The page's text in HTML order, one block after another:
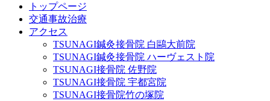
トップページ
交通事故治療
アクセス
TSUNAGI鍼灸接骨院 白鷗大前院
TSUNAGI鍼灸接骨院 ハーヴェスト院
TSUNAGI接骨院 佐野院
TSUNAGI接骨院 宇都宮院
TSUNAGI接骨院竹の塚院